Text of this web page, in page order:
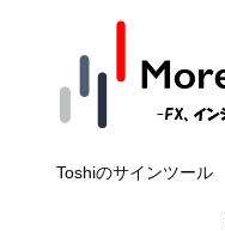
Toshiのサインツール